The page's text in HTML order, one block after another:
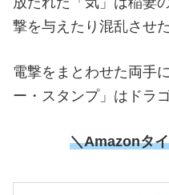
撃を与えたり混乱させ
電撃をまとわせた両手
ー・スタンプ」はドラ
＼Amazonタ